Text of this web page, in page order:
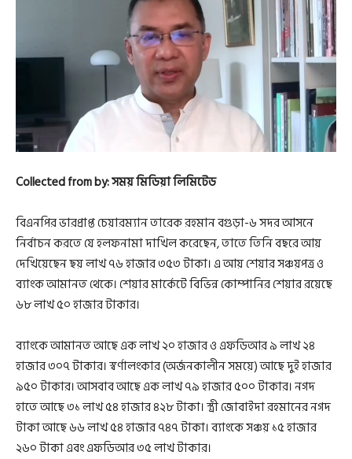
Collected from by: সময় মিডিয়া লিমিটেড
বিএনপির ভারপ্রাপ্ত চেয়ারম্যান তারেক রহমান বগুড়া-৬ সদর আসনে
নির্বাচন করতে যে হলফনামা দাখিল করেছেন, তাতে তিনি বছরে আয়
দেখিয়েছেন ছয় লাখ ৭৬ হাজার ৩৫৩ টাকা। এ আয় শেয়ার সঞ্চয়পত্র ও
ব্যাংক আমানত থেকে। শেয়ার মার্কেটে বিভিন্ন কোম্পানির শেয়ার রয়েছে
৬৮ লাখ ৫০ হাজার টাকার।
ব্যাংকে আমানত আছে এক লাখ ২০ হাজার ও এফডিআর ৯ লাখ ২৪
হাজার ৩০৭ টাকার। স্বর্ণালংকার (অর্জনকালীন সময়ে) আছে দুই হাজার
৯৫০ টাকার। আসবাব আছে এক লাখ ৭৯ হাজার ৫০০ টাকার। নগদ
হাতে আছে ৩১ লাখ ৫৪ হাজার ৪২৮ টাকা। স্ত্রী জোবাইদা রহমানের নগদ
টাকা আছে ৬৬ লাখ ৫৪ হাজার ৭৪৭ টাকা। ব্যাংকে সঞ্চয় ১৫ হাজার
২৬০ টাকা এবং এফডিআর ৩৫ লাখ টাকার।